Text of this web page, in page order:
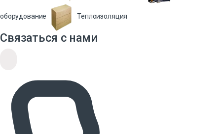
оборудование Теплоизоляция
Связаться с нами